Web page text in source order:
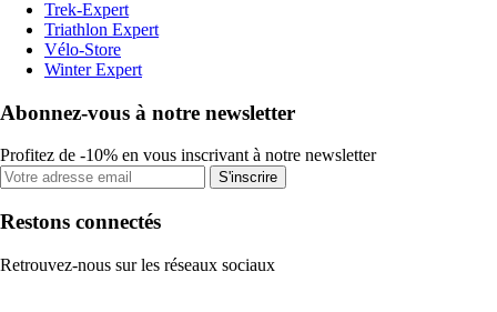
Trek-Expert
Triathlon Expert
Vélo-Store
Winter Expert
Abonnez-vous à notre newsletter
Profitez de -10% en vous inscrivant à notre newsletter
S'inscrire
Restons connectés
Retrouvez-nous sur les réseaux sociaux